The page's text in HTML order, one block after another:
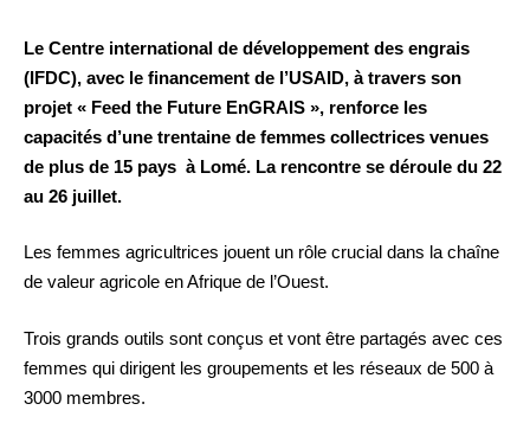
Le Centre international de développement des engrais
(IFDC), avec le financement de l’USAID, à travers son
projet « Feed the Future EnGRAIS », renforce les
capacités d’une trentaine de femmes collectrices venues
de plus de 15 pays à Lomé. La rencontre se déroule du 22
au 26 juillet.
Les femmes agricultrices jouent un rôle crucial dans la chaîne
de valeur agricole en Afrique de l’Ouest.
Trois grands outils sont conçus et vont être partagés avec ces
femmes qui dirigent les groupements et les réseaux de 500 à
3000 membres.